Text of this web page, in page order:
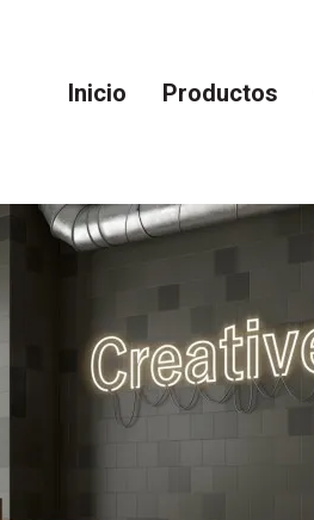
Inicio Productos